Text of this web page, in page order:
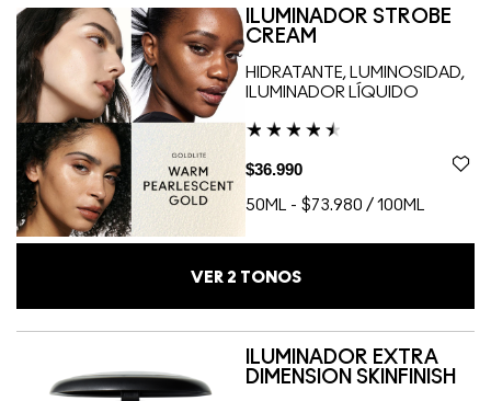
ILUMINADOR STROBE
CREAM
HIDRATANTE, LUMINOSIDAD,
ILUMINADOR LÍQUIDO
$36.990
50ML - $73.980 / 100ML
VER 2 TONOS
ILUMINADOR EXTRA
DIMENSION SKINFINISH